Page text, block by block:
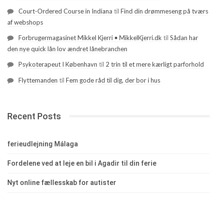
Court-Ordered Course in Indiana til Find din drømmeseng på tværs
af webshops
Forbrugermagasinet Mikkel Kjerri • MikkelKjerri.dk til Sådan har
den nye quick lån lov ændret lånebranchen
Psykoterapeut I København til 2 trin til et mere kærligt parforhold
Flyttemanden til Fem gode råd til dig, der bor i hus
Recent Posts
ferieudlejning Málaga
Fordelene ved at leje en bil i Agadir til din ferie
Nyt online fællesskab for autister